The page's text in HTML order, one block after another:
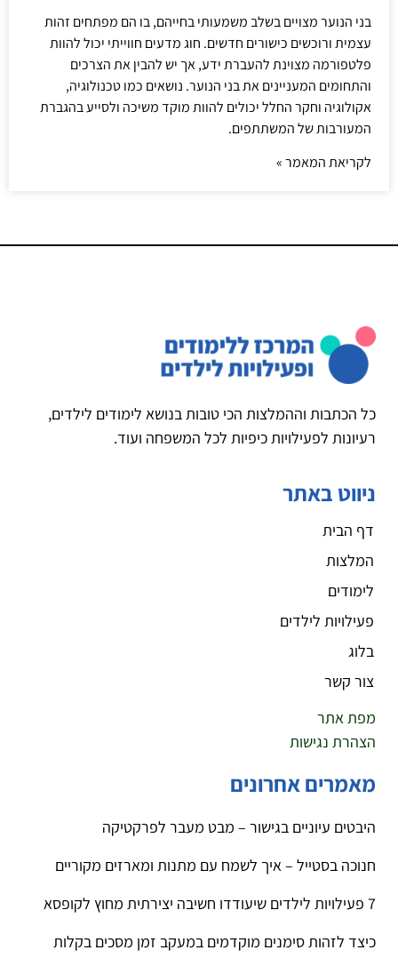
בני הנוער מצויים בשלב משמעותי בחייהם, בו הם מפתחים זהות
עצמית ורוכשים כישורים חדשים. חוג מדעים חווייתי יכול להוות
פלטפורמה מצוינת להעברת ידע, אך יש להבין את הצרכים
והתחומים המעניינים את בני הנוער. נושאים כמו טכנולוגיה,
אקולוגיה וחקר החלל יכולים להוות מוקד משיכה ולסייע בהגברת
המעורבות של המשתתפים.
לקריאת המאמר »
כל הכתבות וההמלצות הכי טובות בנושא לימודים לילדים,
רעיונות לפעילויות כיפיות לכל המשפחה ועוד.
ניווט באתר
דף הבית
המלצות
לימודים
פעילויות לילדים
בלוג
צור קשר
מפת אתר
הצהרת נגישות
מאמרים אחרונים
היבטים עיוניים בגישור – מבט מעבר לפרקטיקה
חנוכה בסטייל – איך לשמח עם מתנות ומארזים מקוריים
7 פעילויות לילדים שיעודדו חשיבה יצירתית מחוץ לקופסא
כיצד לזהות סימנים מוקדמים במעקב זמן מסכים בקלות